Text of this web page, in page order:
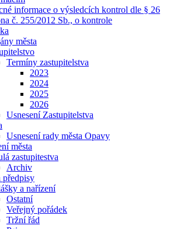
informace o výsledcích kontrol dle § 26
č. 255/2012 Sb., o kontrole
města
Termíny zastupitelstva
2023
2024
2025
2026
Usnesení Zastupitelstva
Usnesení rady města Opavy
města
zastupitestva
Archiv
předpisy
a nařízení
Ostatní
Veřejný pořádek
Tržní řád